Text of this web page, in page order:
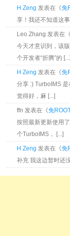
H Zeng 发表在《免
享！我还不知道这
Leo Zhang 发表在
今天才意识到，该
个开发者“折腾”的 [...]
H Zeng 发表在《免
分享 :) TurboIMS
觉得好，麻 [...]
ffn 发表在《免
按照最新更新使用
个TurboIMS， [...]
H Zeng 发表在《免
补充 我这边暂时还